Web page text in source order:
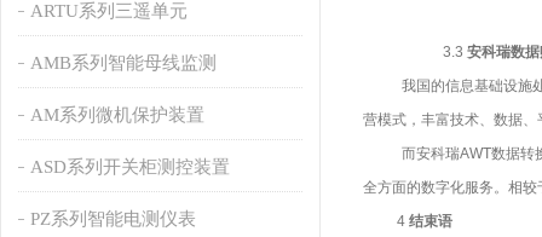
ARTU系列三遥单元
AMB系列智能母线监测
AM系列微机保护装置
ASD系列开关柜测控装置
PZ系列智能电测仪表
3.3 安科瑞数
我国的信息基础设施
营模式，丰富技术、数据
而安科瑞AWT数据转
全方面的数字化服务。相
4 结束语